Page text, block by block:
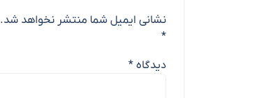
نشانی ایمیل شما منتشر نخواهد شد.
*
دیدگاه *